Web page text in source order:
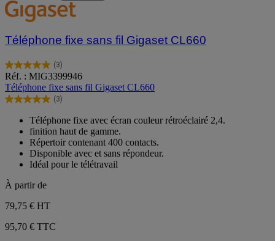
Téléphone fixe sans fil Gigaset CL660
(3)
5.0
sur
5
étoiles.
avis
Réf. : MIG3399946
Téléphone fixe sans fil Gigaset CL660
(3)
5.0
étoiles.
avis
Téléphone fixe avec écran couleur rétroéclairé 2,4.
finition haut de gamme.
Répertoir contenant 400 contacts.
Disponible avec et sans répondeur.
Idéal pour le télétravail
À partir de
79,75 € HT
95,70 € TTC